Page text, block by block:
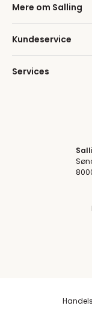
Mere om Salling
Kundeservice
Services